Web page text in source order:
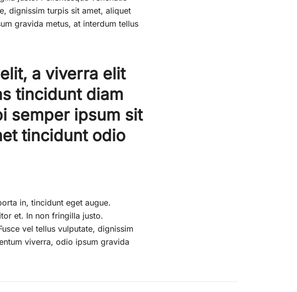
dignissim turpis sit amet, aliquet
gravida metus, at interdum tellus
a viverra elit
tincidunt diam
semper ipsum sit
tincidunt odio
in, tincidunt eget augue.
et. In non fringilla justo.
vel tellus vulputate, dignissim
viverra, odio ipsum gravida